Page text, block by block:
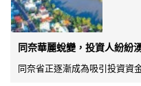
同奈華麗蛻變，投資人紛紛
同奈省正逐漸成為吸引投資資